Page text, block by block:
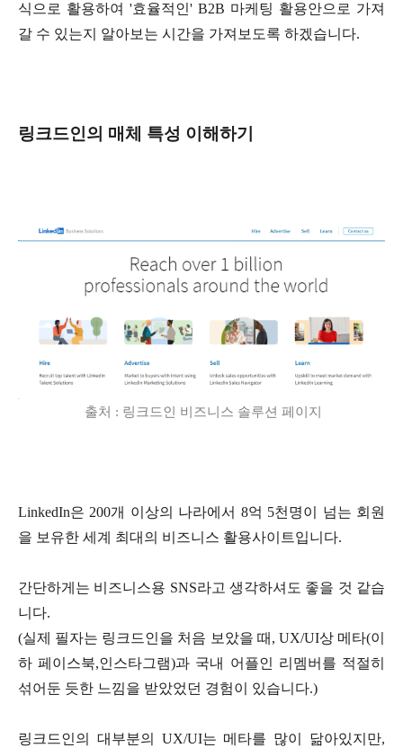
식으로 활용하여 '효율적인' B2B 마케팅 활용안으로 가져
갈 수 있는지 알아보는 시간을 가져보도록 하겠습니다.
링크드인의 매체 특성 이해하기
출처 : 링크드인 비즈니스 솔루션 페이지
LinkedIn은 200개 이상의 나라에서 8억 5천명이 넘는 회원
을 보유한 세계 최대의 비즈니스 활용사이트입니다.
간단하게는 비즈니스용 SNS라고 생각하셔도 좋을 것 같습
니다.
(실제 필자는 링크드인을 처음 보았을 때 , UX/UI상 메타(이
하 페이스북,인스타그램)과 국내 어플인 리멤버를 적절히
섞어둔 듯한 느낌을 받았었던 경험이 있습니다.)
링크드인의 대부분의 UX/UI는 메타를 많이 닮아있지만,